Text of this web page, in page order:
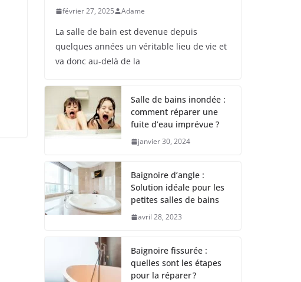
février 27, 2025 Adame
La salle de bain est devenue depuis
quelques années un véritable lieu de vie et
va donc au-delà de la
Salle de bains inondée :
comment réparer une
fuite d’eau imprévue ?
janvier 30, 2024
Baignoire d’angle :
Solution idéale pour les
petites salles de bains
avril 28, 2023
Baignoire fissurée :
quelles sont les étapes
pour la réparer ?